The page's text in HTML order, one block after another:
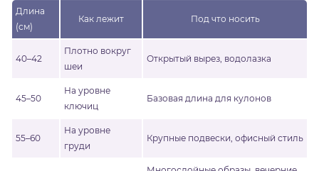
Длина
(см)
Как лежит Под что носить
40–42
Плотно вокруг
шеи
Открытый вырез, водолазка
45–50
На уровне
ключиц
Базовая длина для кулонов
55–60
На уровне
груди
Крупные подвески, офисный стиль